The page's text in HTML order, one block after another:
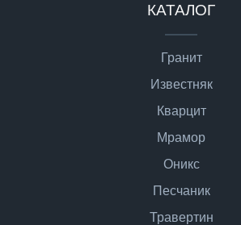
КАТАЛОГ
Гранит
Известняк
Кварцит
Мрамор
Оникс
Песчаник
Травертин